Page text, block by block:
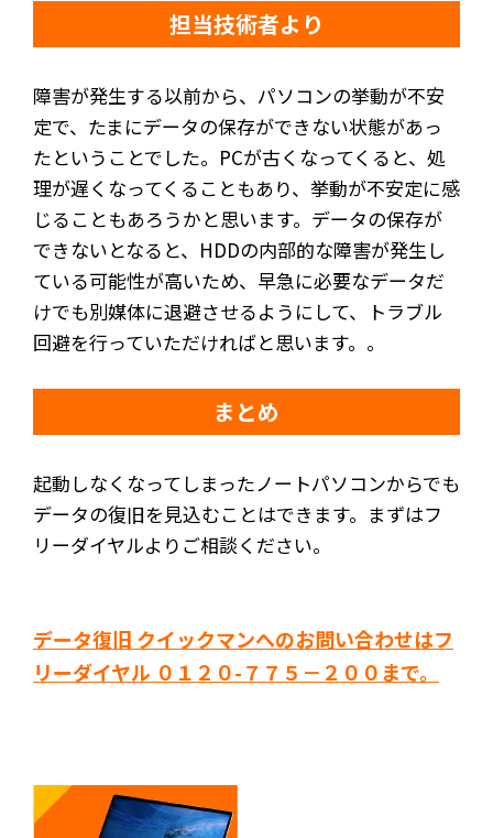
担当技術者より
障害が発生する以前から、パソコンの挙動が不安
定で、たまにデータの保存ができない状態があっ
たということでした。PCが古くなってくると、処
理が遅くなってくることもあり、挙動が不安定に感
じることもあろうかと思います。データの保存が
できないとなると、HDDの内部的な障害が発生し
ている可能性が高いため、早急に必要なデータだ
けでも別媒体に退避させるようにして、トラブル
回避を行っていただければと思います。。
まとめ
起動しなくなってしまったノートパソコンからでも
データの復旧を見込むことはできます。まずはフ
リーダイヤルよりご相談ください。
データ復旧 クイックマンへのお問い合わせはフ
リーダイヤル ０１２０-７７５－２００まで。